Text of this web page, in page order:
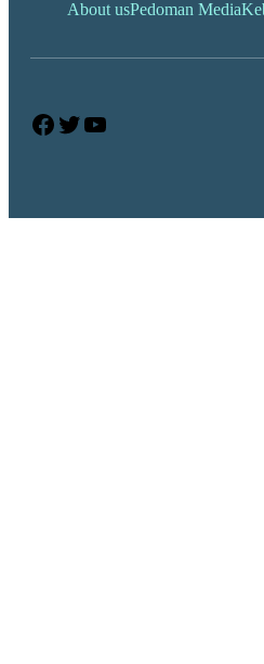
About usPedoman Media
Facebook
Twitter
YouTube